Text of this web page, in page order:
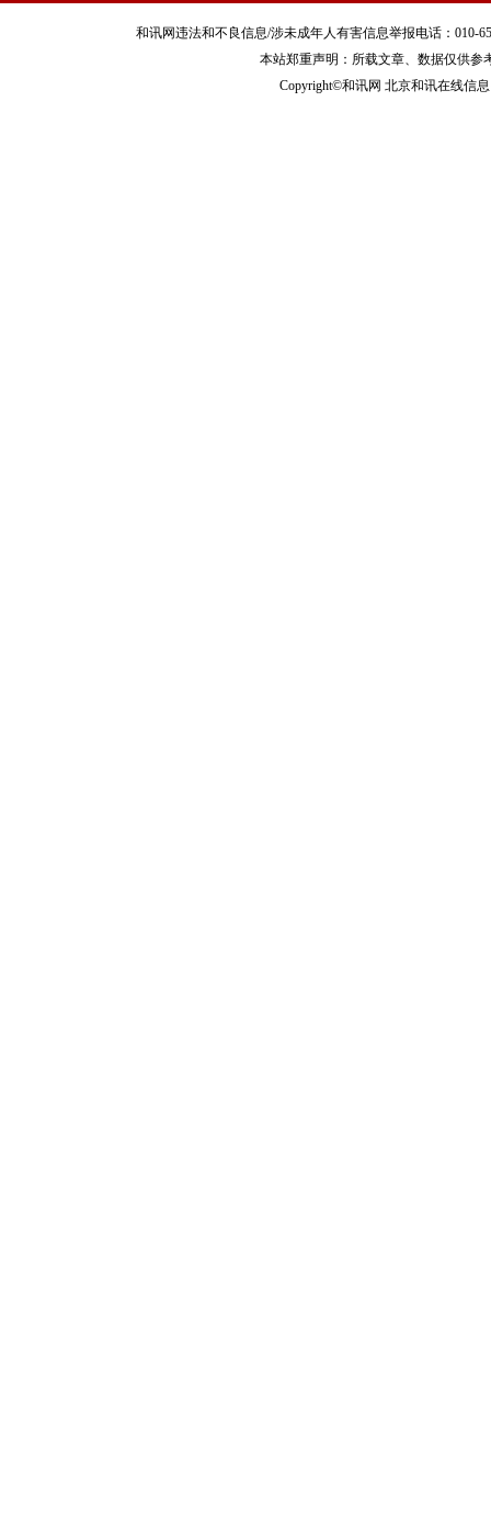
和讯网违法和不良信息/涉未成年人有害信息举报电话：010-
本站郑重声明：所载文章、数据仅供参
Copyright©和讯网 北京和讯在线信